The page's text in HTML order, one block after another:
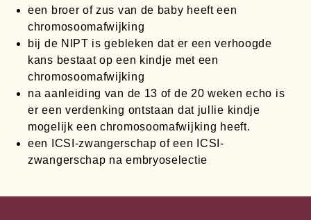
een broer of zus van de baby heeft een
chromosoomafwijking
bij de NIPT is gebleken dat er een verhoogde
kans bestaat op een kindje met een
chromosoomafwijking
na aanleiding van de 13 of de 20 weken echo is
er een verdenking ontstaan dat jullie kindje
mogelijk een chromosoomafwijking heeft.
een ICSI-zwangerschap of een ICSI-
zwangerschap na embryoselectie